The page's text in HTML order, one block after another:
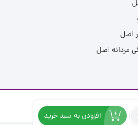
اصل
مردانه اصل
برای سایت ما محفوظ است.
افزودن به سبد خرید